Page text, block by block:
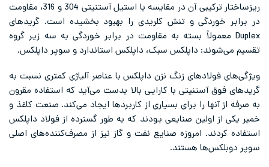
ریزساختار ترکیبی آن در مقایسه با استیل آستنیتی 304 و 316، مقاومت
در برابر خوردگی و تنش کلریدی را بهبود بخشیده است. گریدهای
Duplex معمولاً بسته به مقاومت در برابر خوردگی به سه زیر گروه
تقسیم می‌شوند: داپلکس سبک، داپلکس استاندارد و سوپر داپلکس.
ویژگی‌های فولادهای زنگ نزن داپلکس با عناصر آلیاژی کمتری نسبت به
گریدهای فوق آستنیتی با کارایی بالا بدست می‌آید که استفاده مقرون
به صرفه از آنها را برای بسیاری از کاربردها ایجاد می‌کند. صنعت کاغذ و
خمیر یکی از اولین صنایعی بودند که به طور گسترده از فولاد داپلکس
استفاده کردند. امروزه صنایع نفت و گاز نیز از مصرف‌کننده‌های اصلی
سوپر دوبلکس‌ها هستند.